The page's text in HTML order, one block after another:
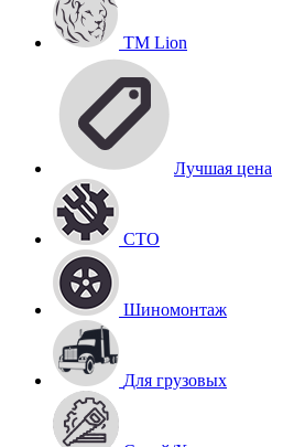
TM Lion
Лучшая цена
СТО
Шиномонтаж
Для грузовых